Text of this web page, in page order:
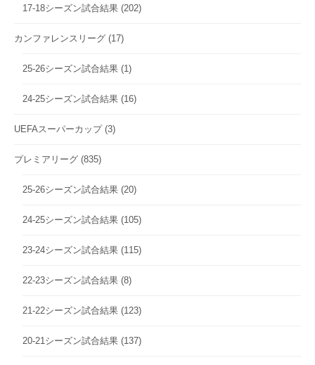
17-18シーズン試合結果 (202)
カンファレンスリーグ (17)
25-26シーズン試合結果 (1)
24-25シーズン試合結果 (16)
UEFAスーパーカップ(3)
プレミアリーグ (835)
25-26シーズン試合結果 (20)
24-25シーズン試合結果 (105)
23-24シーズン試合結果 (115)
22-23シーズン試合結果 (8)
21-22シーズン試合結果 (123)
20-21シーズン試合結果 (137)